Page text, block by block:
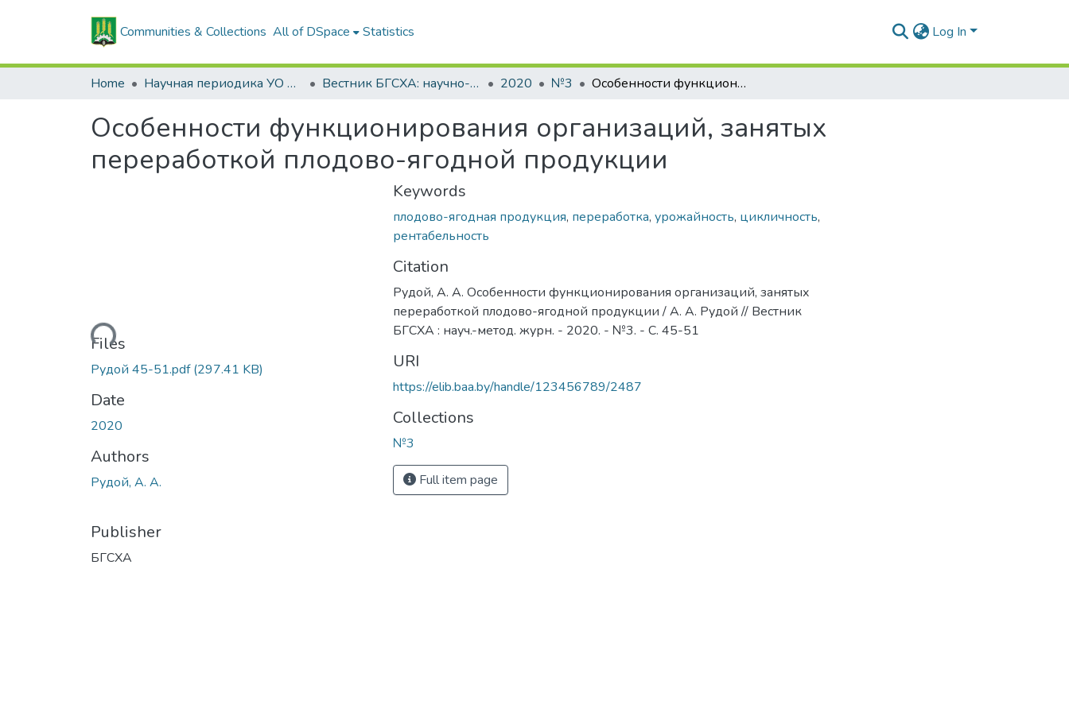
Communities & Collections All of DSpace Statistics Log In
Home Научная периодика УО БГСХА Вестник БГСХА: научно-методический журнал Белорусской государственной сельскохозяйственной академии 2020 №3 Особенности функционирования организаций, занятых переработкой плодово-ягодной продукции
Особенности функционирования организаций, занятых
переработкой плодово-ягодной продукции
Loading...
Files
Рудой 45-51.pdf(297.41 KB)
Date
2020
Authors
Рудой, А. А.
Publisher
БГСХА
Keywords
плодово-ягодная продукция, переработка, урожайность, цикличность,
рентабельность
Citation
Рудой, А. А. Особенности функционирования организаций, занятых
переработкой плодово-ягодной продукции / А. А. Рудой // Вестник
БГСХА : науч.-метод. журн. - 2020. - №3. - С. 45-51
URI
https://elib.baa.by/handle/123456789/2487
Collections
№3
Full item page